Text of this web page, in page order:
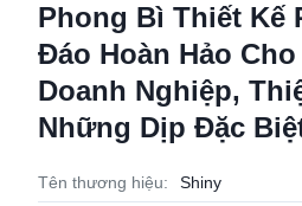
Phong Bì Thiết Kế
Đáo Hoàn Hảo
Doanh Nghiệp,
Những Dịp Đặc
Tên thương hiệu: Shiny